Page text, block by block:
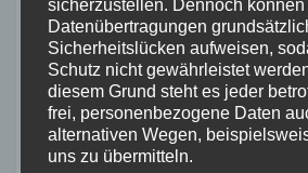
verschiedenen
Hingabe zur Förderung des
bietet Fahrern eine großartige
Können zu zeigen und sich in
Motorsportbereich zu
sicherzustellen. Dennoch
Datenübertragungen
Sicherheitslücken aufweisen,
Schutz nicht gewährleistet
diesem Grund steht es jeder
frei, personenbezogene Daten
alternativen Wegen,
uns zu übermitteln.